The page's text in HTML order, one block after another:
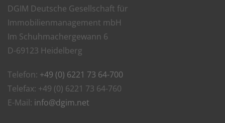
DGIM Deutsche Gesellschaft für
Immobilienmanagement mbH
Im Schuhmachergewann 6
D-69123 Heidelberg
Telefon: +49 (0) 6221 73 64-700
Telefax: +49 (0) 6221 73 64-760
E-Mail: info@dgim.net